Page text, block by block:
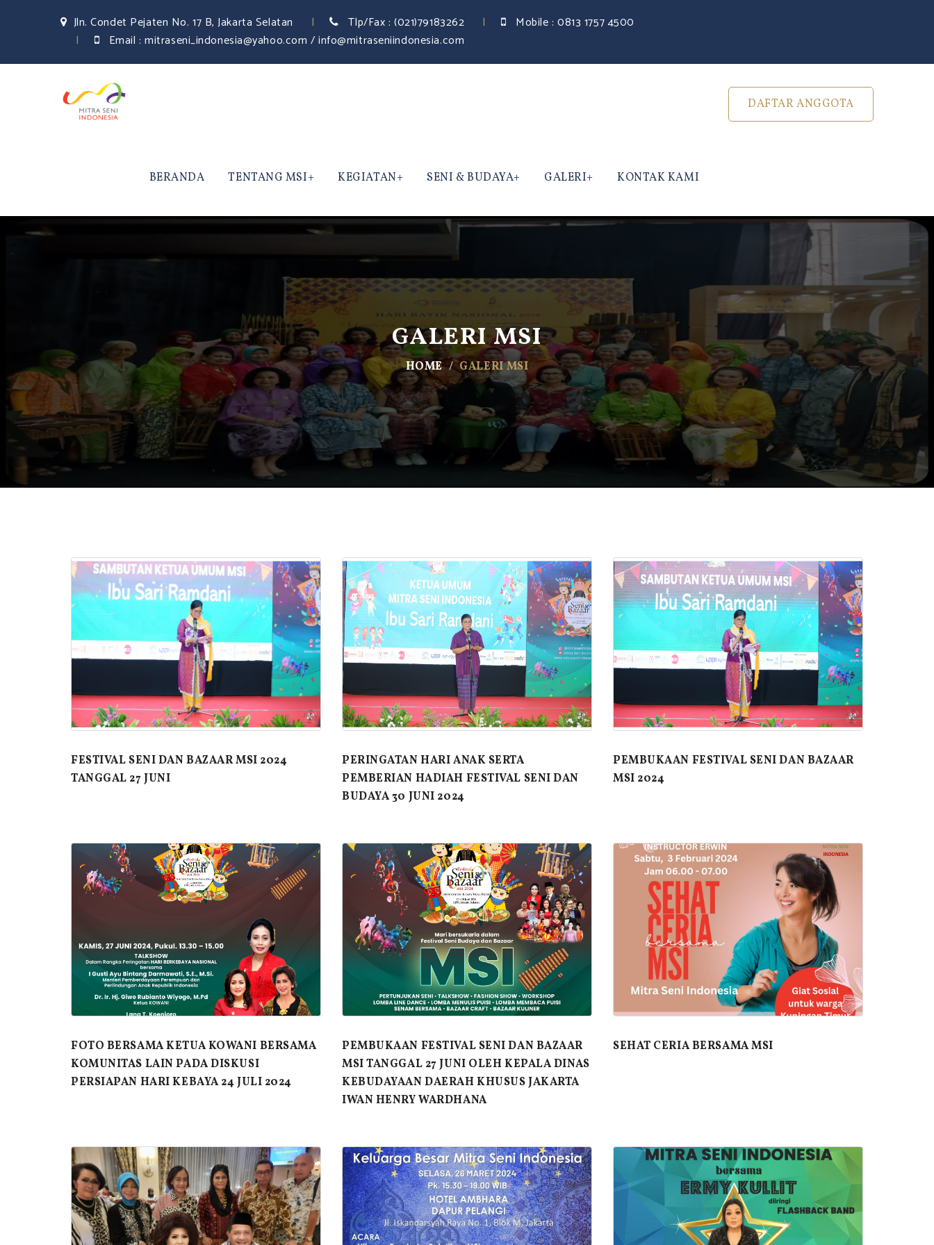
Jln. Condet Pejaten No. 17 B, Jakarta Selatan Tlp/Fax :(021)79183262 Mobile :0813 1757 4500
Email :mitraseni_indonesia@yahoo.com / info@mitraseniindonesia.com
DAFTAR ANGGOTA
BERANDA TENTANG MSI KEGIATAN SENI & BUDAYA GALERI KONTAK KAMI
GALERI MSI
HOME GALERI MSI
FESTIVAL SENI DAN BAZAAR MSI 2024
TANGGAL 27 JUNI
PERINGATAN HARI ANAK SERTA
PEMBERIAN HADIAH FESTIVAL SENI DAN
BUDAYA 30 JUNI 2024
PEMBUKAAN FESTIVAL SENI DAN BAZAAR
MSI 2024
FOTO BERSAMA KETUA KOWANI BERSAMA
KOMUNITAS LAIN PADA DISKUSI
PERSIAPAN HARI KEBAYA 24 JULI 2024
PEMBUKAAN FESTIVAL SENI DAN BAZAAR
MSI TANGGAL 27 JUNI OLEH KEPALA DINAS
KEBUDAYAAN DAERAH KHUSUS JAKARTA
IWAN HENRY WARDHANA
SEHAT CERIA BERSAMA MSI